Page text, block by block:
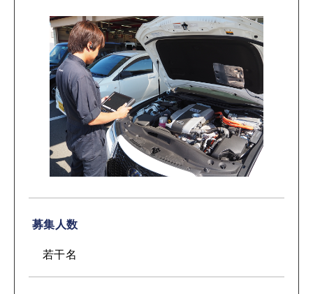
募集人数
若干名